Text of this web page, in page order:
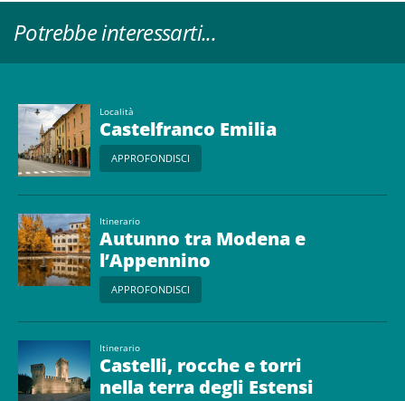
Potrebbe interessarti...
Località
Castelfranco Emilia
APPROFONDISCI
Itinerario
Autunno tra Modena e
l’Appennino
APPROFONDISCI
Itinerario
Castelli, rocche e torri
nella terra degli Estensi